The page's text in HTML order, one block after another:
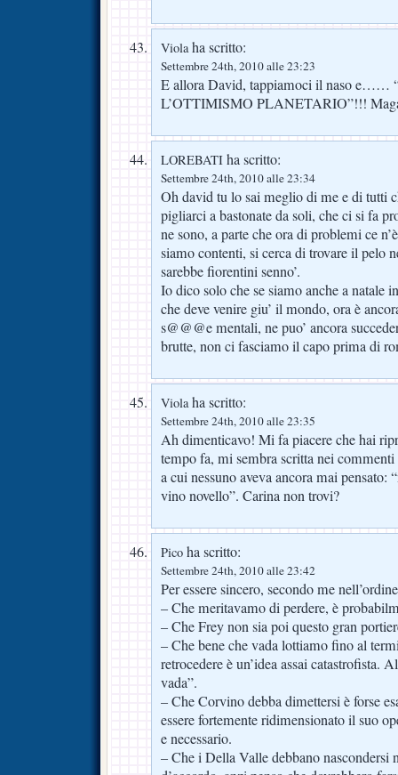
Violaha scritto:
Settembre 24th, 2010 alle 23:23
E allora David, tappiamoci il naso e……
L’OTTIMISMO PLANETARIO”!!!
LOREBATI ha scritto:
Settembre 24th, 2010 alle 23:34
Oh david tu lo sai meglio di me e di tutti
pigliarci a bastonate da soli, che ci si fa
ne sono, a parte che ora di problemi ce
siamo contenti, si cerca di trovare il pelo
sarebbe fiorentini senno’.
Io dico solo che se siamo anche a natale
che deve venire giu’ il mondo, ora è
s@@@e mentali, ne puo’ ancora
brutte, non ci fasciamo il capo prima di
Violaha scritto:
Settembre 24th, 2010 alle 23:35
Ah dimenticavo! Mi fa piacere che hai
tempo fa, mi sembra scritta nei
a cui nessuno aveva ancora mai pensato:
vino novello”. Carina non trovi?
Pico ha scritto:
Settembre 24th, 2010 alle 23:42
Per essere sincero, secondo me
– Che meritavamo di perdere, è
– Che Frey non sia poi questo gran
– Che bene che vada lottiamo fino al
retrocedere è un’idea assai catastrofista.
vada”.
– Che Corvino debba dimettersi è forse
essere fortemente ridimensionato il suo
e necessario.
– Che i Della Valle debbano